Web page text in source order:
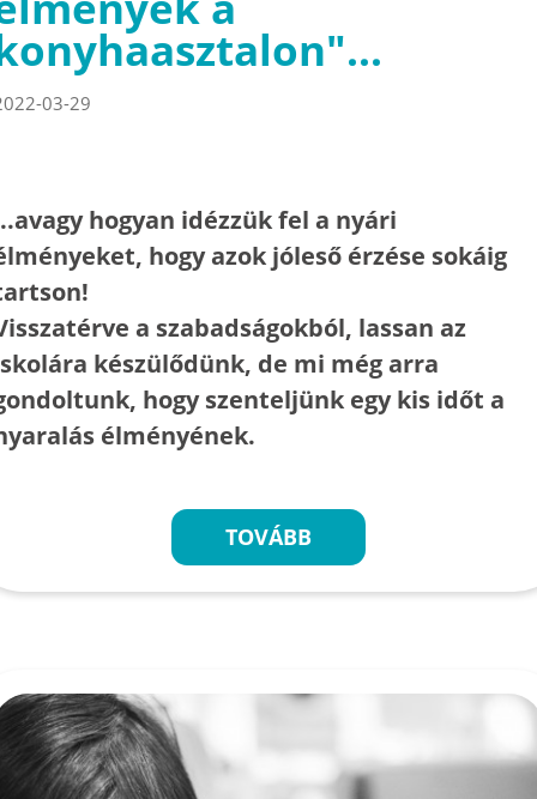
03-29
hogyan idézzük fel a nyári
hogy azok jóleső érzése sokáig
a szabadságokból, lassan az
készülődünk, de mi még arra
hogy szenteljünk egy kis időt a
élményének.
TOVÁBB